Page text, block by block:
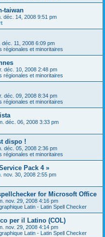
taiwan
déc. 14, 2008 9:51 pm
déc. 11, 2008 6:09 pm
régionales et minoritaires
déc. 10, 2008 2:48 pm
régionales et minoritaires
déc. 09, 2008 8:34 pm
régionales et minoritaires
déc. 06, 2008 3:33 pm
dispo !
déc. 05, 2008 2:36 pm
régionales et minoritaires
Pack 4 »
nov. 30, 2008 2:55 pm
for Microsoft Office
nov. 29, 2008 4:16 pm
Latin - Latin Spell Checker
per il Latino (COL)
nov. 29, 2008 4:14 pm
Latin - Latin Spell Checker